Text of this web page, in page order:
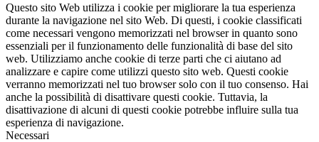
Questo sito Web utilizza i cookie per migliorare la tua esperienza
durante la navigazione nel sito Web. Di questi, i cookie classificati
come necessari vengono memorizzati nel browser in quanto sono
essenziali per il funzionamento delle funzionalità di base del sito
web. Utilizziamo anche cookie di terze parti che ci aiutano ad
analizzare e capire come utilizzi questo sito web. Questi cookie
verranno memorizzati nel tuo browser solo con il tuo consenso. Hai
anche la possibilità di disattivare questi cookie. Tuttavia, la
disattivazione di alcuni di questi cookie potrebbe influire sulla tua
esperienza di navigazione.
Necessari